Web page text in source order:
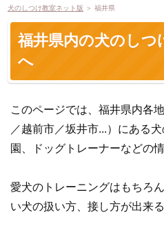
犬のしつけ教室ネット版 ＞ 福井県
福井県内の犬のし
へ
このページでは、福井県内各
／越前市／坂井市...）にある
園、ドッグトレーナーなどの
愛犬のトレーニングはもちろ
い犬の扱い方、接し方が出来